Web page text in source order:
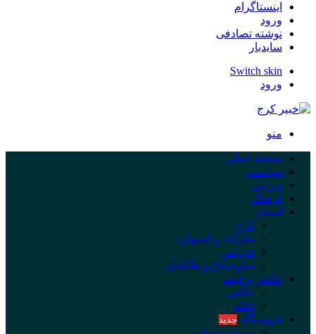
اینستاگرام
ورود
نوشته تصادفی
سایدبار
Switch skin
ورود
منو
صفحه اصلی
سیاست
ورزش
فرهنگ
استان
کرج
نظرآباد و اشتهارد
فردیس
ساوجبلاغ و طالقان
عکس و فیلم
عکس
فیلم
فروشگاه جدید